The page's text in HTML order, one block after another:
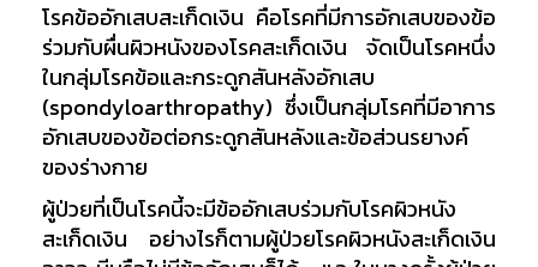
โรคข้ออักเสบสะเก็ดเงิน คือโรคที่มีการอักเสบของข้อ
ร่วมกับผื่นผิวหนังของโรคสะเก็ดเงิน จัดเป็นโรคหนึ่ง
ในกลุ่มโรคข้อและกระดูกสันหลังอักเสบ
(spondyloarthropathy) ซึ่งเป็นกลุ่มโรคที่มีอาการ
อักเสบของข้อต่อกระดูกสันหลังและข้อส่วนรยางค์
ของร่างกาย
ผู้ป่วยที่เป็นโรคนี้จะมีข้ออักเสบร่วมกับโรคผิวหนัง
สะเก็ดเงิน อย่างไรก็ตามผู้ป่วยโรคผิวหนังสะเก็ดเงิน